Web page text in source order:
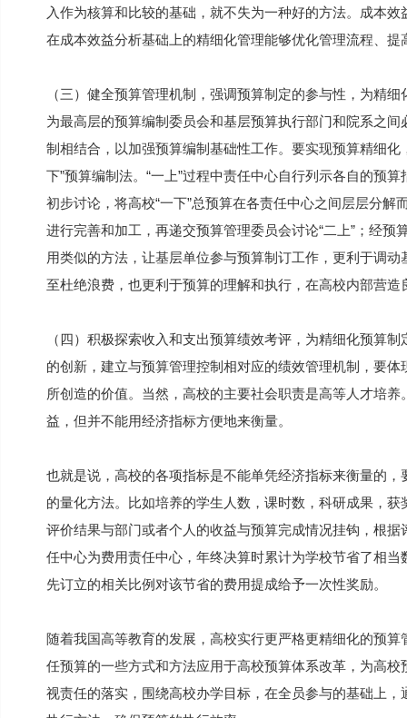
入作为核算和比较的基础，就不失为一种好的方法。成本
在成本效益分析基础上的精细化管理能够优化管理流程、提
（三）健全预算管理机制，强调预算制定的参与性，为精
为最高层的预算编制委员会和基层预算执行部门和院系之
制相结合，以加强预算编制基础性工作。要实现预算精细
下”预算编制法。“一上”过程中责任中心自行列示各自的预
初步讨论，将高校“一下”总预算在各责任中心之间层层分
进行完善和加工，再递交预算管理委员会讨论“二上”；经
用类似的方法，让基层单位参与预算制订工作，更利于调
至杜绝浪费，也更利于预算的理解和执行，在高校内部营造
（四）积极探索收入和支出预算绩效考评，为精细化预算
的创新，建立与预算管理控制相对应的绩效管理机制，要
所创造的价值。当然，高校的主要社会职责是高等人才培
益，但并不能用经济指标方便地来衡量。
也就是说，高校的各项指标是不能单凭经济指标来衡量的
的量化方法。比如培养的学生人数，课时数，科研成果，
评价结果与部门或者个人的收益与预算完成情况挂钩，根
任中心为费用责任中心，年终决算时累计为学校节省了相
先订立的相关比例对该节省的费用提成给予一次性奖励。
随着我国高等教育的发展，高校实行更严格更精细化的预
任预算的一些方式和方法应用于高校预算体系改革，为高
视责任的落实，围绕高校办学目标，在全员参与的基础上